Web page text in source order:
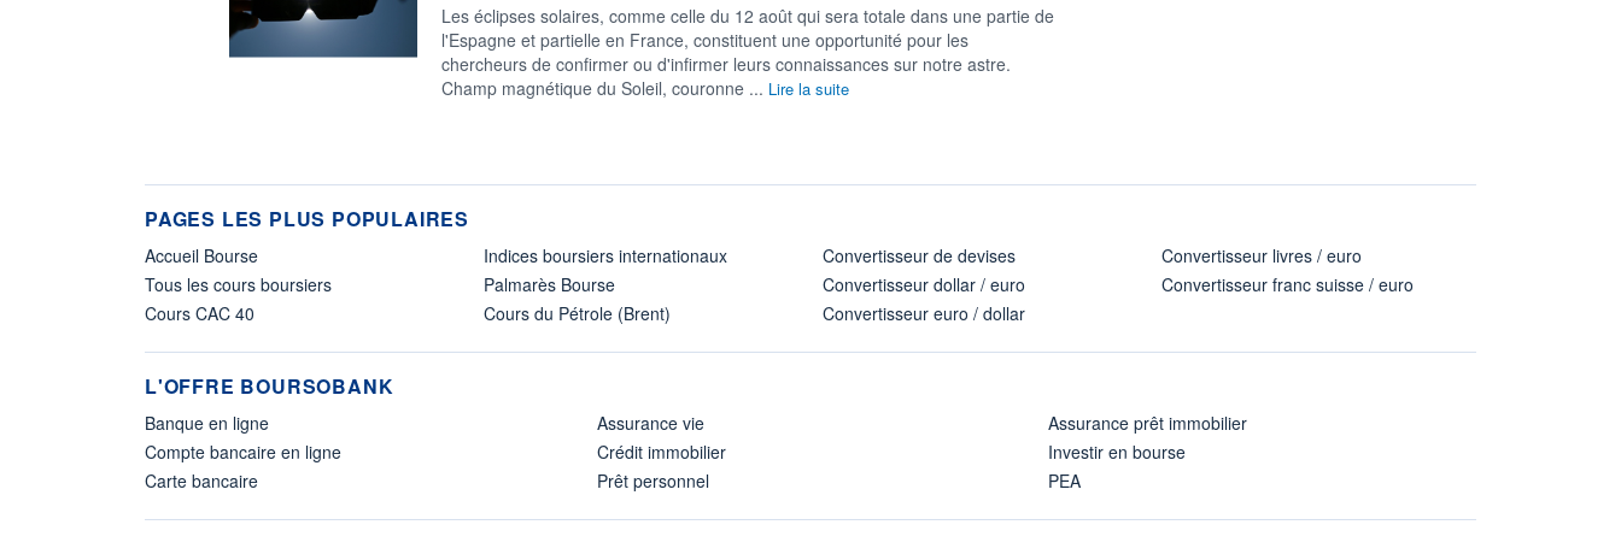
Les éclipses solaires, comme celle du 12 août qui sera totale dans une partie de
l'Espagne et partielle en France, constituent une opportunité pour les
chercheurs de confirmer ou d'infirmer leurs connaissances sur notre astre.
Champ magnétique du Soleil, couronne ... Lire la suite
PAGES LES PLUS POPULAIRES
Accueil Bourse
Tous les cours boursiers
Cours CAC 40
Indices boursiers internationaux
Palmarès Bourse
Cours du Pétrole (Brent)
Convertisseur de devises
Convertisseur dollar / euro
Convertisseur euro / dollar
Convertisseur livres / euro
Convertisseur franc suisse / euro
L'OFFRE BOURSOBANK
Banque en ligne
Compte bancaire en ligne
Carte bancaire
Assurance vie
Crédit immobilier
Prêt personnel
Assurance prêt immobilier
Investir en bourse
PEA